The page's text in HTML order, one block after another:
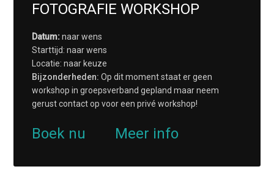
FOTOGRAFIE WORKSHOP
Datum:naar wens
Starttijd: naar wens
Locatie: naar keuze
Bijzonderheden: Op dit moment staat er geen
workshop in groepsverband gepland maar neem
gerust contact op voor een privé workshop!
Boek nu Meer info